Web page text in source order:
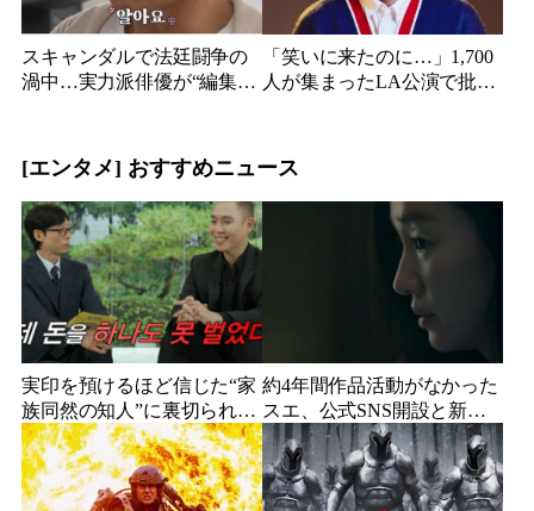
スキャンダルで法廷闘争の
渦中…実力派俳優が“編集な
「笑いに来たのに…」1,700
人が集まったLA公演で批判
[エンタメ] おすすめニュース
実印を預けるほど信じた“家
族同然の知人”に裏切られ
た…収益9対1、10年間の奴
隷契約で人生が一変
約4年間作品活動がなかった
スエ、公式SNS開設と新ビ
ジュアル公開で復帰説が急
浮上